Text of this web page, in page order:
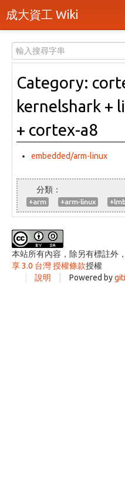
成大資工 Wiki
分類
隨機頁面
最近活動
上傳檔案
登入 / 註冊帳號
Category:
kernelshark +
+ cortex-a8
embedded/arm-linux
+arm +arm-linux
本站所有內容，除另有標註外
享 3.0 台灣 授權條款授權
說明
Powered by